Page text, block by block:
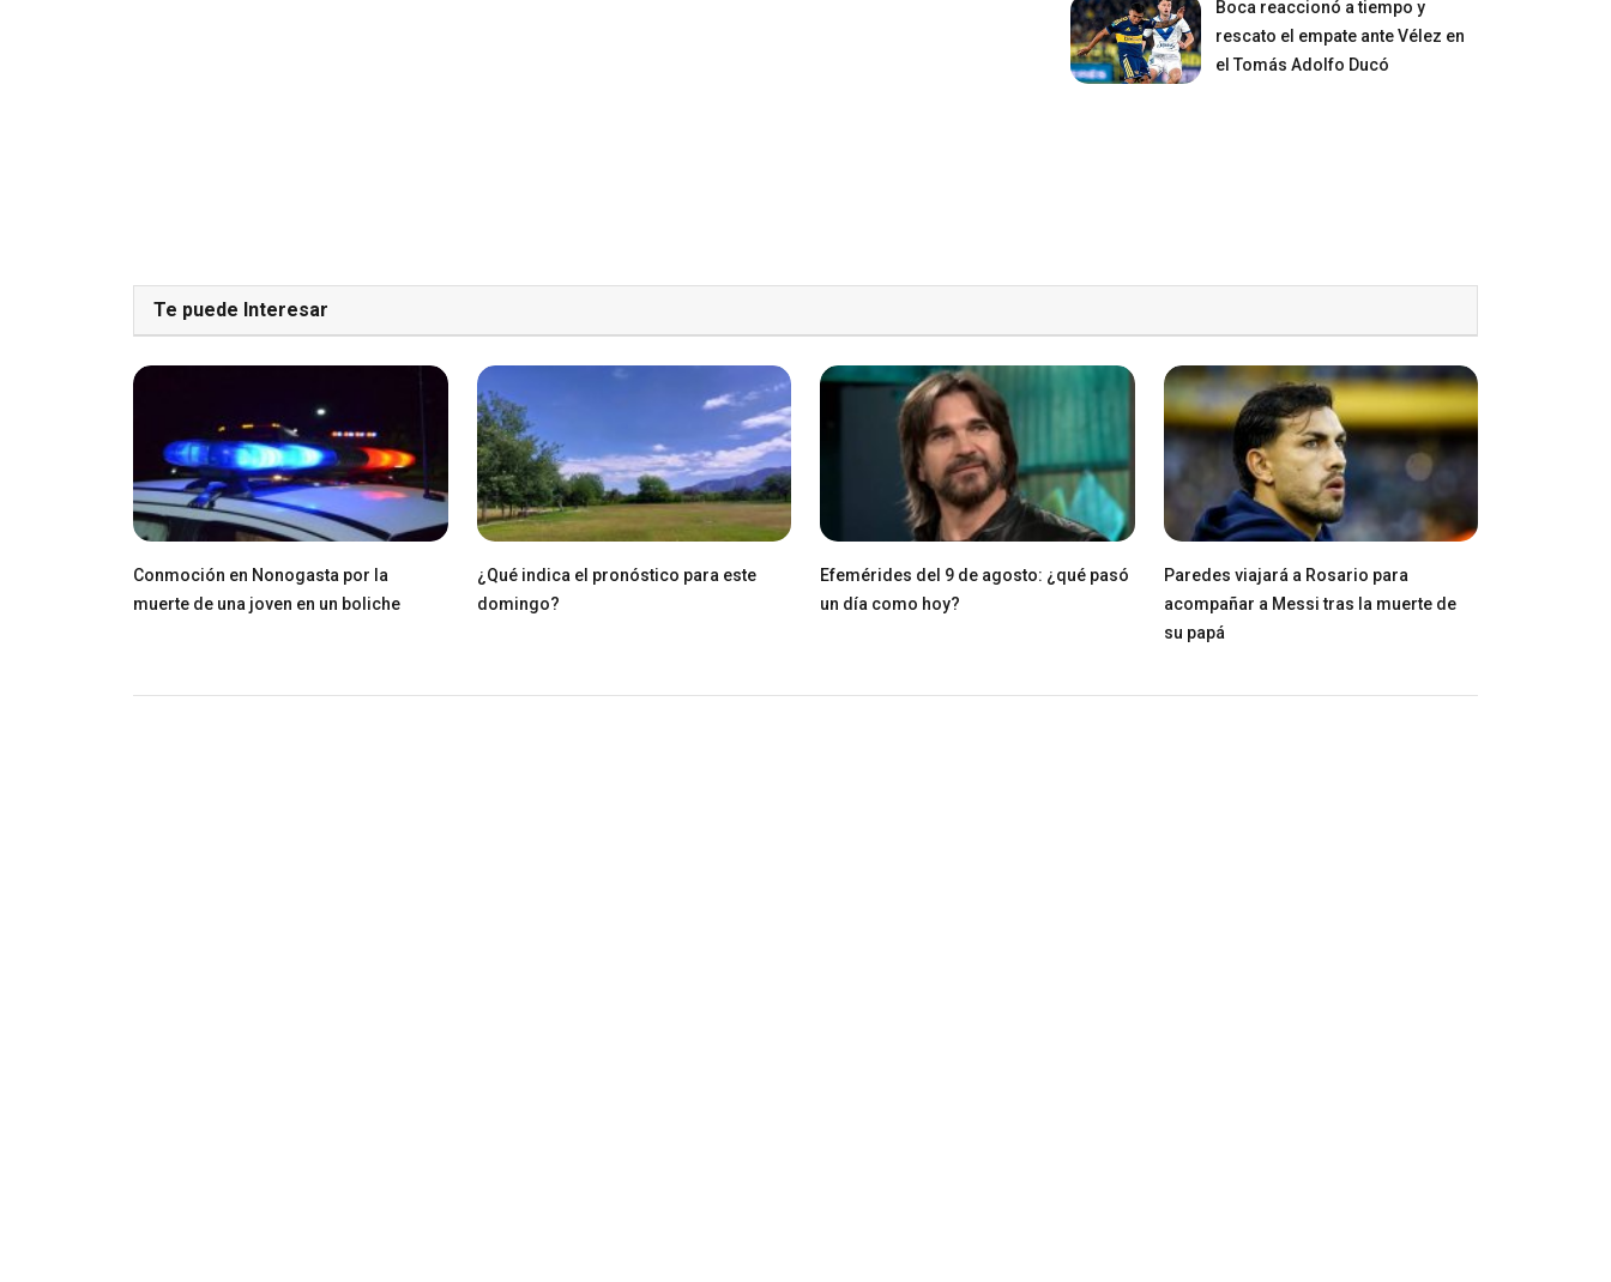
Boca reaccionó a tiempo y
rescato el empate ante Vélez en
el Tomás Adolfo Ducó
Te puede Interesar
Conmoción en Nonogasta por la
muerte de una joven en un boliche
¿Qué indica el pronóstico para este
domingo?
Efemérides del 9 de agosto: ¿qué pasó
un día como hoy?
Paredes viajará a Rosario para
acompañar a Messi tras la muerte de
su papá